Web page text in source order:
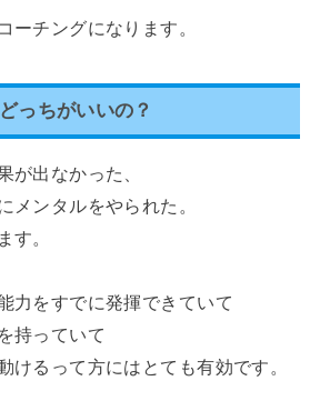
ーチングになります。
っちがいいの？
が出なかった、
メンタルをやられた。
す。
力をすでに発揮できていて
持っていて
けるって方にはとても有効です。